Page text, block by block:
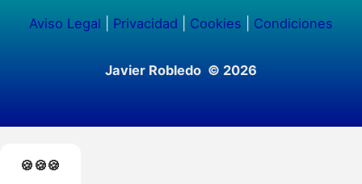
Aviso Legal Privacidad Cookies Condiciones
Javier Robledo © 2026
🍪🍪🍪